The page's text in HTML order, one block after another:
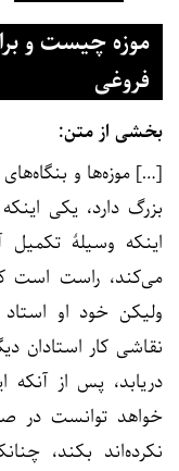
موزه چیست و
فروغی
بخشی از متن:
[…] موزه‌ها و
بزرگ دارد، یکی
اینکه وسیلۀ
می‌کند، راست است که
ولیکن خود او
نقاشی کار استادان
دریابد، پس از آنکه
خواهد توانست در
نکرده‌اند بکند،